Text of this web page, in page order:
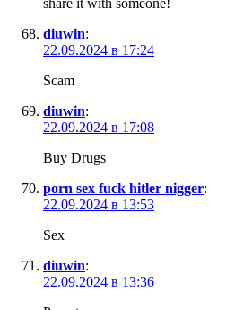
share it with someone!
diuwin:
22.09.2024 в 17:24
Scam
diuwin:
22.09.2024 в 17:08
Buy Drugs
porn sex fuck hitler nigger:
22.09.2024 в 13:53
Sex
diuwin:
22.09.2024 в 13:36